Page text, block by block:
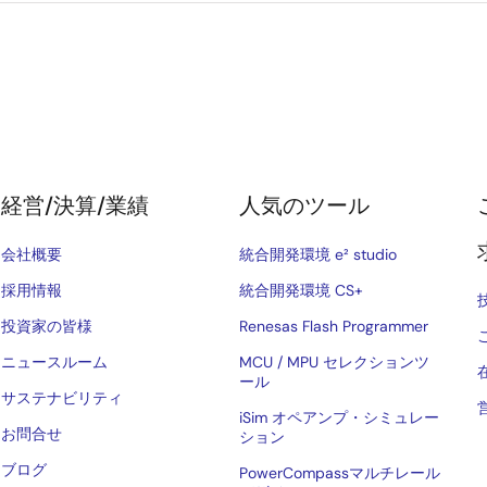
経営/決算/業績
会社概要
採用情報
投資家の皆様
ニュースルーム
サステナビリティ
お問合せ
ブログ
人気のツール
統合開発環境 e² studio
統合開発環境 CS+
Renesas Flash Programmer
MCU / MPU セレクションツ
ール
iSim オペアンプ・シミュレー
ション
PowerCompassマルチレール